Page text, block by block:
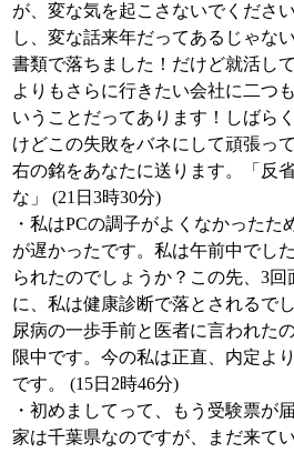
が、変な気を起こさないでくださ
し、変な話来年だってあるじゃな
書類で落ちました！だけど就活し
よりもさらに行きたい会社に二つ
いうことだってあります！しばら
けどこの失敗をバネにして頑張っ
右の銘をあなたに送ります。「反
な」 (21日3時30分)
・私はPCの調子がよくなかった
が遅かったです。私は午前中でし
られたのでしょうか？この先、3
に、私は健康診断で落とされるで
尿病の一歩手前と医者に言われた
限中です。今の私は正直、内定よ
です。 (15日2時46分)
・初めましてって、もう受験票が
家は千葉県なのですが、まだ来て